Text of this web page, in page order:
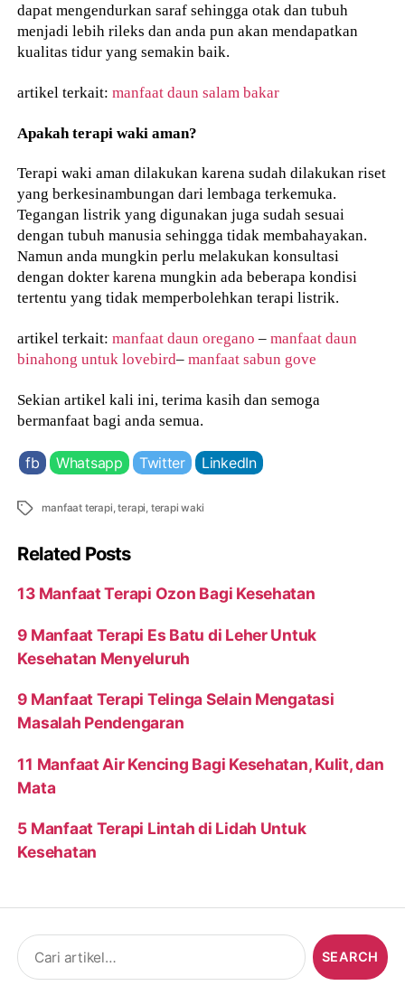
dapat mengendurkan saraf sehingga otak dan tubuh
menjadi lebih rileks dan anda pun akan mendapatkan
kualitas tidur yang semakin baik.
artikel terkait:manfaat daun salam bakar
Apakah terapi waki aman?
Terapi waki aman dilakukan karena sudah dilakukan riset
yang berkesinambungan dari lembaga terkemuka.
Tegangan listrik yang digunakan juga sudah sesuai
dengan tubuh manusia sehingga tidak membahayakan.
Namun anda mungkin perlu melakukan konsultasi
dengan dokter karena mungkin ada beberapa kondisi
tertentu yang tidak memperbolehkan terapi listrik.
artikel terkait:manfaat daun oregano –manfaat daun
binahong untuk lovebird–manfaat sabun gove
Sekian artikel kali ini, terima kasih dan semoga
bermanfaat bagi anda semua.
fb Whatsapp Twitter LinkedIn
Tags manfaat terapi,terapi, terapi waki
Related Posts
13 Manfaat Terapi Ozon Bagi Kesehatan
9 Manfaat Terapi Es Batu di Leher Untuk
Kesehatan Menyeluruh
9 Manfaat Terapi Telinga Selain Mengatasi
Masalah Pendengaran
11 Manfaat Air Kencing Bagi Kesehatan, Kulit, dan
Mata
5 Manfaat Terapi Lintah di Lidah Untuk
Kesehatan
Search
for: